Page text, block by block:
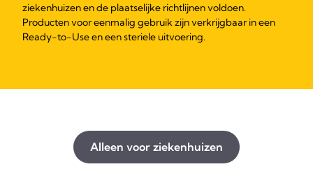
ziekenhuizen en de plaatselijke richtlijnen voldoen.
Producten voor eenmalig gebruik zijn verkrijgbaar in een
Ready-to-Use en een steriele uitvoering.
Alleen voor ziekenhuizen